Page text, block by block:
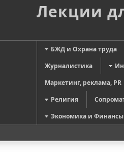
Лекции
БЖД и Охрана труда
Журналистика
Маркетинг, реклама, PR
Религия
Экономика и Финансы